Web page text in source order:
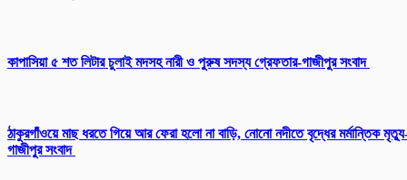
কাপাসিয়া ৫ শত লিটার চুলাই মদসহ নারী ও পুরুষ সদস্য গ্রেফতার-গাজীপুর সংবাদ
ঠাকুরগাঁওয়ে মাছ ধরতে গিয়ে আর ফেরা হলো না বাড়ি, নোনো নদীতে বৃদ্ধের মর্মান্তিক
গাজীপুর সংবাদ